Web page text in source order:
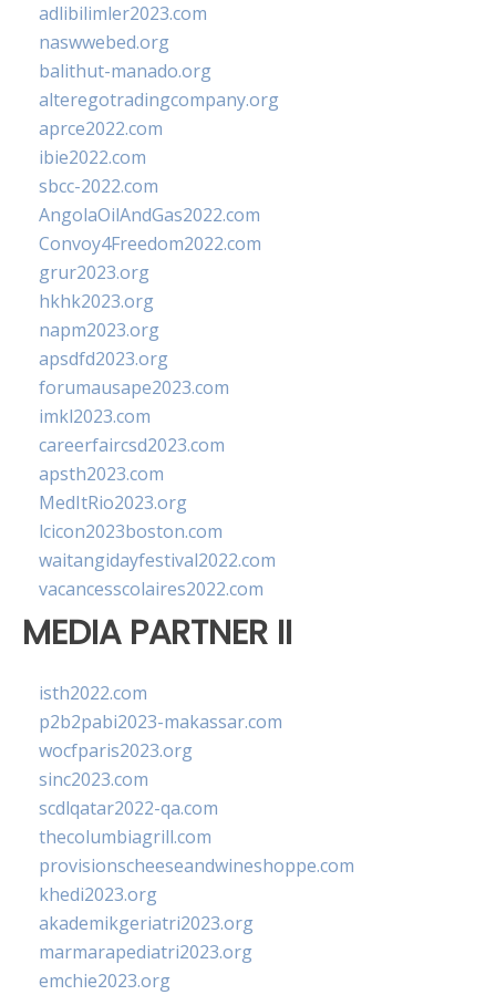
adlibilimler2023.com
naswwebed.org
balithut-manado.org
alteregotradingcompany.org
aprce2022.com
ibie2022.com
sbcc-2022.com
AngolaOilAndGas2022.com
Convoy4Freedom2022.com
grur2023.org
hkhk2023.org
napm2023.org
apsdfd2023.org
forumausape2023.com
imkl2023.com
careerfaircsd2023.com
apsth2023.com
MedItRio2023.org
lcicon2023boston.com
waitangidayfestival2022.com
vacancesscolaires2022.com
MEDIA PARTNER II
isth2022.com
p2b2pabi2023-makassar.com
wocfparis2023.org
sinc2023.com
scdlqatar2022-qa.com
thecolumbiagrill.com
provisionscheeseandwineshoppe.com
khedi2023.org
akademikgeriatri2023.org
marmarapediatri2023.org
emchie2023.org